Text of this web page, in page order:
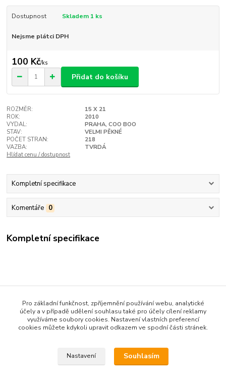
Dostupnost Skladem 1 ks
Nejsme plátci DPH
100 Kč/ks
Přidat do košíku
ROZMĚR:
15 X 21
ROK:
2010
VYDAL:
PRAHA, COO BOO
STAV:
VELMI PĚKNÉ
POČET STRAN:
218
VAZBA:
TVRDÁ
Hlídat cenu / dostupnost
Kompletní specifikace
Komentáře 0
Kompletní specifikace
Zboží zařazeno v kategoriích
BELETRIE NAD 10 LET
Pro základní funkčnost, zpříjemnění používání webu, analytické
účely a v případě udělení souhlasu také pro účely cílení reklamy
využíváme soubory cookies. Nastavení vlastních preferencí
cookies můžete kdykoli upravit odkazem ve spodní části stránek.
Nastavení Souhlasím